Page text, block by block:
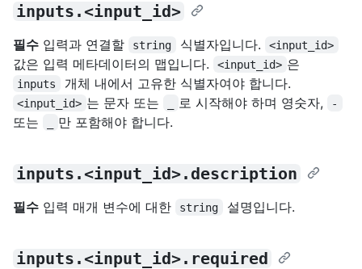
inputs.<input_id>
필수 입력과 연결할 string 식별자입니다. <input_id>
값은 입력 메타데이터의 맵입니다. <input_id> 은
inputs 개체 내에서 고유한 식별자여야 합니다.
<input_id> 는 문자 또는 로 시작해야 하며 영숫자, -
또는 만 포함해야 합니다.
inputs.<input_id>.description
필수 입력 매개 변수에 대한 string 설명입니다.
inputs.<input_id>.required